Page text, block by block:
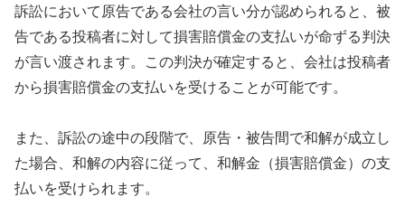
訴訟において原告である会社の言い分が認められると、被
告である投稿者に対して損害賠償金の支払いが命ずる判決
が言い渡されます。この判決が確定すると、会社は投稿者
から損害賠償金の支払いを受けることが可能です。
また、訴訟の途中の段階で、原告・被告間で和解が成立し
た場合、和解の内容に従って、和解金（損害賠償金）の支
払いを受けられます。